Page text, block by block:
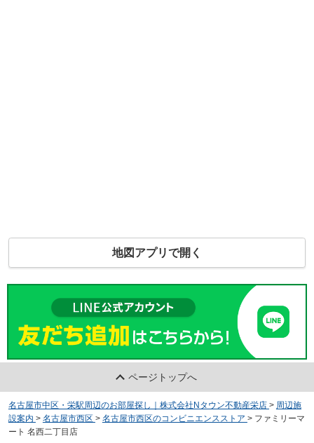
地図アプリで開く
ページトップへ
名古屋市中区・栄駅周辺のお部屋探し｜株式会社Nタウン不動産栄店 > 周辺施
設案内 > 名古屋市西区 > 名古屋市西区のコンビニエンスストア > ファミリーマ
ート 名西二丁目店